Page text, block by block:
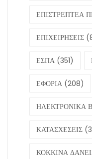
ΕΠΙΣΤΡΕΠΤΕΑ
ΕΠΙΧΕΙΡΗΣΕΙΣ
ΕΣΠΑ (351)
ΕΦΟΡΙΑ (208)
ΗΛΕΚΤΡΟΝΙΚΑ
ΚΑΤΑΣΧΕΣΕΙΣ
ΚΟΚΚΙΝΑ